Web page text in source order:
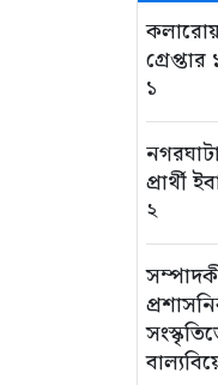
গ্রেপ্তার
১
প্রার্থী
২